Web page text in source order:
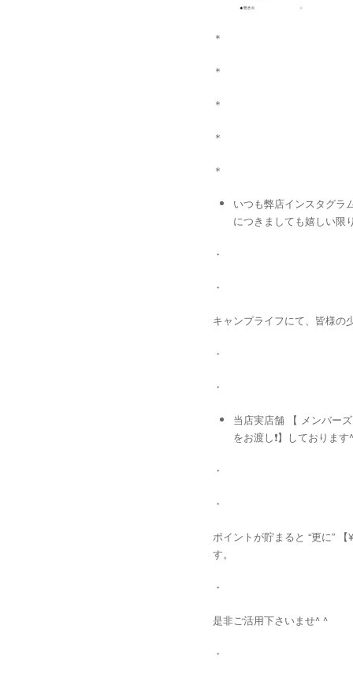
＊
＊
＊
＊
＊
いつも弊店インスタグラ
につきましても嬉しい限
・
・
キャンプライフにて、皆様の
・
・
当店実店舗 【 メンバー
をお渡し❗️】しております
・
・
ポイントが貯まると “更に”
す。
・
是非ご活用下さいませ^ ^
・